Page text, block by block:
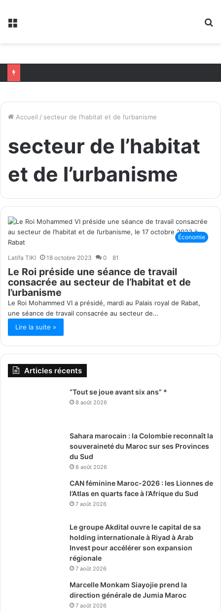
Menu
Accueil / secteur de l’habitat et de l’urbanisme
secteur de l’habitat
et de l’urbanisme
Économie
Latifa TIKI 18 octobre 2023 0 81
Le Roi préside une séance de travail
consacrée au secteur de l’habitat et de
l’urbanisme
Le Roi Mohammed VI a présidé, mardi au Palais royal de Rabat,
une séance de travail consacrée au secteur de…
Lire la suite »
Articles récents
“Tout se joue avant six ans” *
8 août 2026
Sahara marocain : la Colombie reconnaît la
souveraineté du Maroc sur ses Provinces
du Sud
8 août 2026
CAN féminine Maroc-2026 : les Lionnes de
l’Atlas en quarts face à l’Afrique du Sud
7 août 2026
Le groupe Akdital ouvre le capital de sa
holding internationale à Riyad à Arab
Invest pour accélérer son expansion
régionale
7 août 2026
Marcelle Monkam Siayojie prend la
direction générale de Jumia Maroc
7 août 2026